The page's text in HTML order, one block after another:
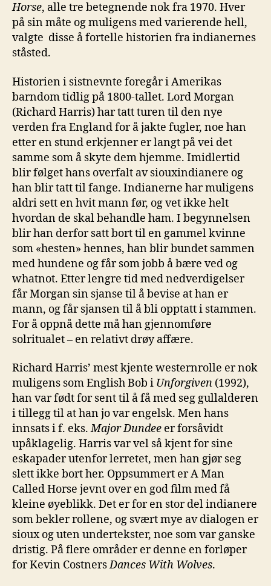
Horse, alle tre betegnende nok fra 1970. Hver
på sin måte og muligens med varierende hell,
valgte disse å fortelle historien fra indianernes
ståsted.
Historien i sistnevnte foregår i Amerikas
barndom tidlig på 1800-tallet. Lord Morgan
(Richard Harris) har tatt turen til den nye
verden fra England for å jakte fugler, noe han
etter en stund erkjenner er langt på vei det
samme som å skyte dem hjemme. Imidlertid
blir følget hans overfalt av siouxindianere og
han blir tatt til fange. Indianerne har muligens
aldri sett en hvit mann før, og vet ikke helt
hvordan de skal behandle ham. I begynnelsen
blir han derfor satt bort til en gammel kvinne
som «hesten» hennes, han blir bundet sammen
med hundene og får som jobb å bære ved og
whatnot. Etter lengre tid med nedverdigelser
får Morgan sin sjanse til å bevise at han er
mann, og får sjansen til å bli opptatt i stammen.
For å oppnå dette må han gjennomføre
solritualet – en relativt drøy affære.
Richard Harris’ mest kjente westernrolle er nok
muligens som English Bob i Unforgiven (1992),
han var født for sent til å få med seg gullalderen
i tillegg til at han jo var engelsk. Men hans
innsats i f. eks.Major Dundee er forsåvidt
upåklagelig. Harris var vel så kjent for sine
eskapader utenfor lerretet, men han gjør seg
slett ikke bort her. Oppsummert er A Man
Called Horse jevnt over en god film med få
kleine øyeblikk. Det er for en stor del indianere
som bekler rollene, og svært mye av dialogen er
sioux og uten undertekster, noe som var ganske
dristig. På flere områder er denne en forløper
for Kevin CostnersDances With Wolves.